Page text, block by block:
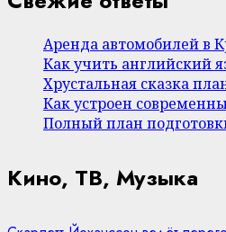
Аренда автомобилей в
Как учить английский
Хрустальная сказка
Как устроен
Полный план
Кино, ТВ, Музыка